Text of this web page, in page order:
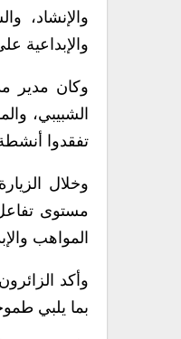
والإنشاد،
والإبداعية
وكان مدير
الشبيبي،
تفقدوا
وخلال
مستوى تفاعل
المواهب
وأكد
بما يلبي